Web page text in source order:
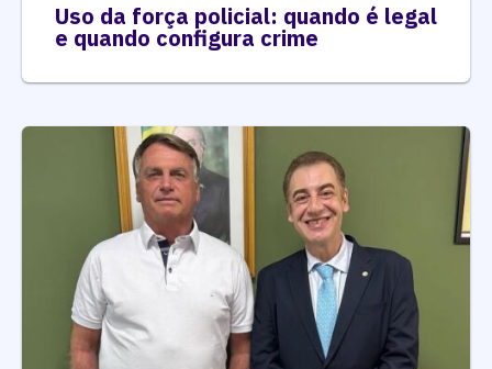
Uso da força policial: quando é legal
e quando configura crime